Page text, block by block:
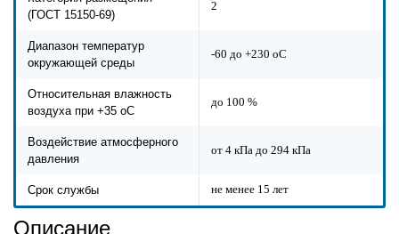
(ГОСТ 15150-69)
2
Диапазон температур
окружающей среды
-60 до +230 оС
Относительная влажность
воздуха при +35 оС
до 100 %
Воздействие атмосферного
давления
от 4 кПа до 294 кПа
Срок службы не менее 15 лет
Описание